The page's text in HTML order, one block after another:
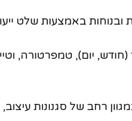
באמצעות שלט
יום), טמפרטורה,
רחב של סגנונות